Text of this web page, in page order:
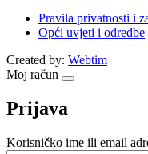
Pravila privatnosti i
Opći uvjeti i odredbe
Created by: Webtim
Moj račun
Prijava
Korisničko ime ili email